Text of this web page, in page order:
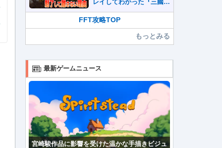
レイしてわかった『三國志
真戦』が本格SLG好きを
魅了して離さないワケ
FFT攻略TOP
もっとみる
最新ゲームニュース
宮崎駿作品に影響を受けた温かな手描きビジュ